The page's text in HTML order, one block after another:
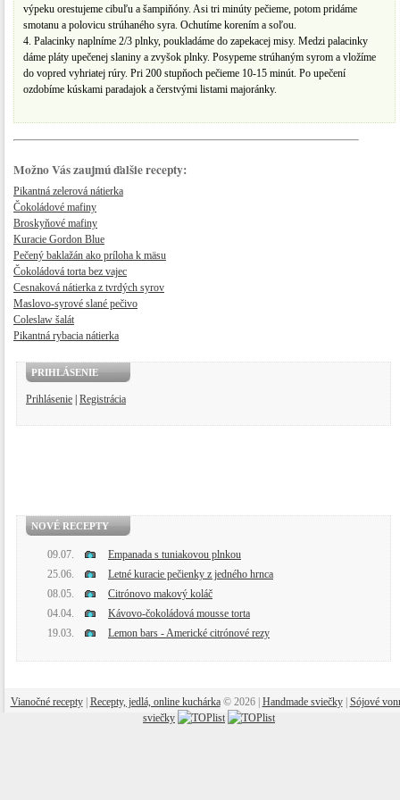
výpeku orestujeme cibuľu a šampiňóny. Asi tri minúty pečieme, potom pridáme
smotanu a polovicu strúhaného syra. Ochutíme korením a soľou.
4. Palacinky naplníme 2/3 plnky, poukladáme do zapekacej misy. Medzi palacinky
dáme pláty upečenej slaniny a zvyšok plnky. Posypeme strúhaným syrom a vložíme
do vopred vyhriatej rúry. Pri 200 stupňoch pečieme 10-15 minút. Po upečení
ozdobíme kúskami paradajok a čerstvými listami majoránky.
Možno Vás zaujmú ďalšie recepty:
Pikantná zelerová nátierka
Čokoládové mafiny
Broskyňové mafiny
Kuracie Gordon Blue
​Pečený baklažán ako príloha k mäsu
Čokoládová torta bez vajec
Cesnaková nátierka z tvrdých syrov
Maslovo-syrové slané pečivo
Coleslaw šalát
Pikantná rybacia nátierka
PRIHLÁSENIE
Prihlásenie Registrácia
NOVÉ RECEPTY
09.07.
Empanada s tuniakovou plnkou
25.06.
Letné kuracie pečienky z jedného hrnca
08.05.
Citrónovo makový koláč
04.04.
Kávovo-čokoládová mousse torta
19.03.
Lemon bars - Americké citrónové rezy
Vianočné recepty| Recepty, jedlá, online kuchárka© 2026 | Handmade sviečky| Sójové
sviečky